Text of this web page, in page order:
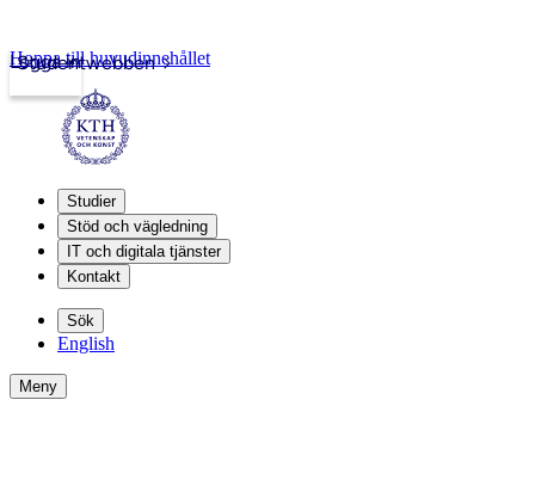
Studentwebben
Logga in
Hoppa till huvudinnehållet
Studier
Stöd och vägledning
IT och digitala tjänster
Kontakt
Sök
English
Meny